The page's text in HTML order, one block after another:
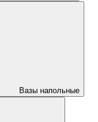
Вазы напольные